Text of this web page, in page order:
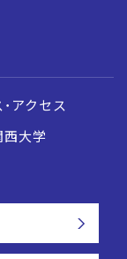
アクセス
大学